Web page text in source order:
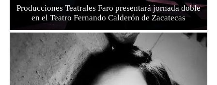
Producciones Teatrales Faro presentará jornada doble
en el Teatro Fernando Calderón de Zacatecas